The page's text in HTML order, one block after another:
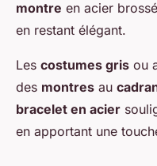
montre en acier
en restant élégant.
Les costumes gris ou
des montres au
bracelet en acier
en apportant une